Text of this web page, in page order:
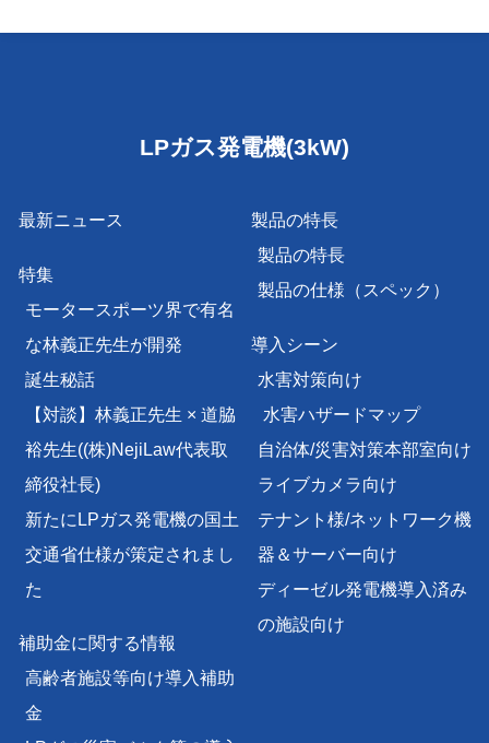
LPガス発電機(3kW)
最新ニュース
特集
モータースポーツ界で有名
な林義正先生が開発
誕生秘話
【対談】林義正先生 × 道脇
裕先生((株)NejiLaw代表取
締役社長)
新たにLPガス発電機の国土
交通省仕様が策定されまし
た
補助金に関する情報
高齢者施設等向け導入補助
金
製品の特長
製品の特長
製品の仕様（スペック）
導入シーン
水害対策向け
水害ハザードマップ
自治体/災害対策本部室向け
ライブカメラ向け
テナント様/ネットワーク機
器＆サーバー向け
ディーゼル発電機導入済み
の施設向け